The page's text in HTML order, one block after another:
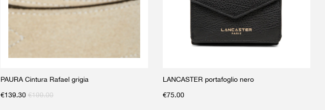
PAURA Cintura Rafael grigia
€139.30 €199.00
LANCASTER portafoglio nero
€75.00